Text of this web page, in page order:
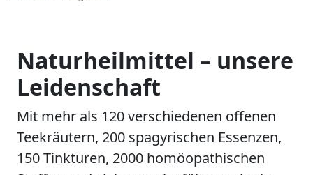
Naturheilmittel – unsere
Leidenschaft
Mit mehr als 120 verschiedenen offenen
Teekräutern, 200 spagyrischen Essenzen,
150 Tinkturen, 2000 homöopathischen